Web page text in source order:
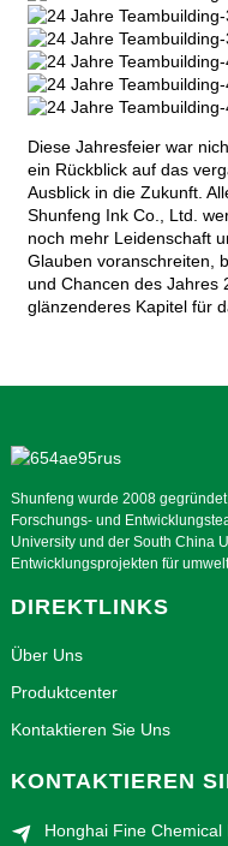
Diese Jahresfeier war
ein Rückblick auf das
Ausblick in die Zukunft.
Shunfeng Ink Co., Ltd.
noch mehr Leidenschaft
Glauben voranschreiten,
und Chancen des Jahres
glänzenderes Kapitel für
Shunfeng wurde 2008
Forschungs- und
University und der South China
Entwicklungsprojekten für
DIREKTLINKS
Über Uns
Produktcenter
Kontaktieren Sie Uns
KONTAKTIEREN
Honghai Fine